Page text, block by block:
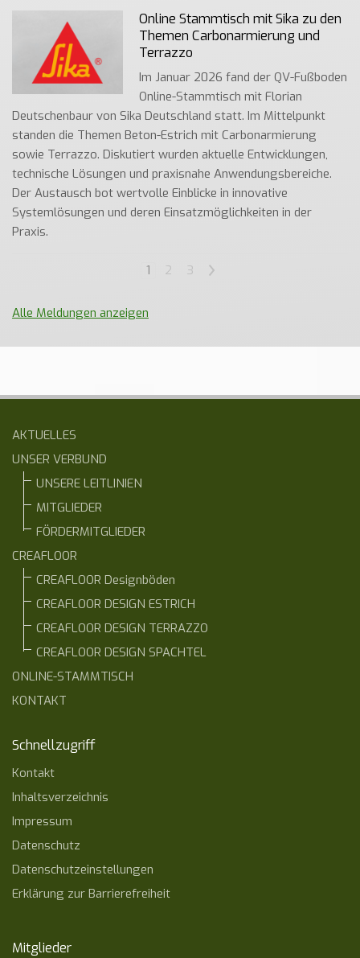
Online Stammtisch mit Sika zu den
Themen Carbonarmierung und
Terrazzo
Im Januar 2026 fand der QV-Fußboden
Online-Stammtisch mit Florian
Deutschenbaur von Sika Deutschland statt. Im Mittelpunkt
standen die Themen Beton-Estrich mit Carbonarmierung
sowie Terrazzo. Diskutiert wurden aktuelle Entwicklungen,
technische Lösungen und praxisnahe Anwendungsbereiche.
Der Austausch bot wertvolle Einblicke in innovative
Systemlösungen und deren Einsatzmöglichkeiten in der
Praxis.
1 2 3 >
Alle Meldungen anzeigen
AKTUELLES
UNSER VERBUND
UNSERE LEITLINIEN
MITGLIEDER
FÖRDERMITGLIEDER
CREAFLOOR
CREAFLOOR Designböden
CREAFLOOR DESIGN ESTRICH
CREAFLOOR DESIGN TERRAZZO
CREAFLOOR DESIGN SPACHTEL
ONLINE-STAMMTISCH
KONTAKT
Schnellzugriff
Kontakt
Inhaltsverzeichnis
Impressum
Datenschutz
Datenschutzeinstellungen
Erklärung zur Barrierefreiheit
Mitglieder